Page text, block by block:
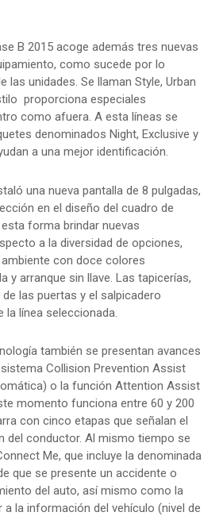
B 2015 acoge además tres nuevas
como sucede por lo
las unidades. Se llaman Style, Urban
proporciona especiales
como afuera. A esta líneas se
denominados Night, Exclusive y
a una mejor identificación.
una nueva pantalla de 8 pulgadas,
en el diseño del cuadro de
forma brindar nuevas
a la diversidad de opciones,
con doce colores
y arranque sin llave. Las tapicerías,
las puertas y el salpicadero
línea seleccionada.
también se presentan avances
Collision Prevention Assist
o la función Attention Assist
momento funciona entre 60 y 200
con cinco etapas que señalan el
del conductor. Al mismo tiempo se
Me, que incluye la denominada
que se presente un accidente o
del auto, así mismo como la
a la información del vehículo (nivel de